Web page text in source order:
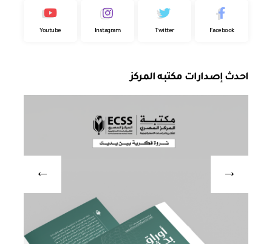
Facebook
Twitter
Instagram
Youtube
احدث إصدارات مكتبه المركز